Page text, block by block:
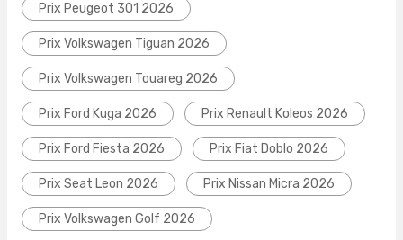
Prix Peugeot 301 2026
Prix Volkswagen Tiguan 2026
Prix Volkswagen Touareg 2026
Prix Ford Kuga 2026 Prix Renault Koleos 2026
Prix Ford Fiesta 2026 Prix Fiat Doblo 2026
Prix Seat Leon 2026 Prix Nissan Micra 2026
Prix Volkswagen Golf 2026